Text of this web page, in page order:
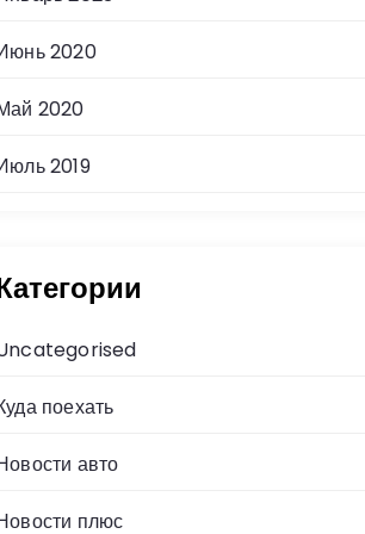
2020
2020
2019
поехать
авто
плюс